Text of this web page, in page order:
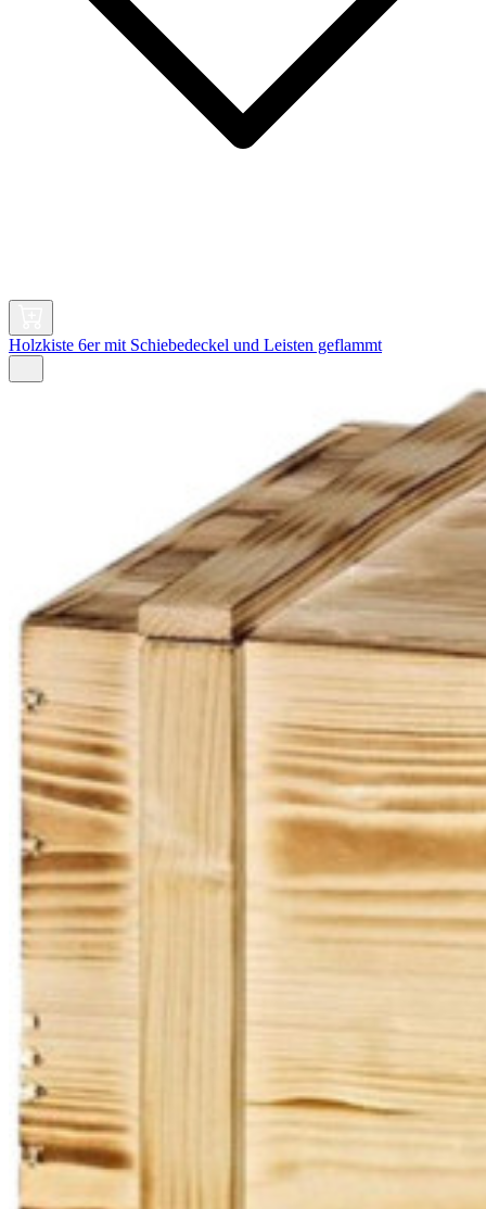
Holzkiste 6er mit Schiebedeckel und Leisten geflammt